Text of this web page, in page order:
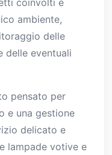
ambiente,
delle
delle eventuali
pensato per
e una gestione
delicato e
lampade votive e